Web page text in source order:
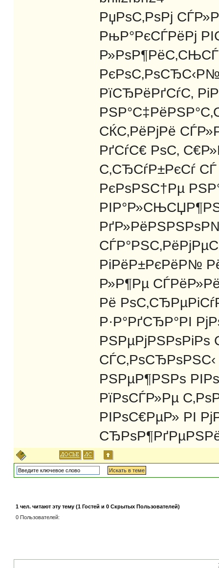
РџРѕС‚РѕРј
РњР°РєСЃРёРј
РїСЂРёРґСѓС‚
СЌС‚РёРјРё
РґСѓС€ РѕС‚
С‚СЂСѓР±РєСѓ
РєРѕРЅС†Рµ
РіРёР±РєРёР№
Р»Р¶Рµ
Рё
Р·Р°РґСЂР°РІ
РЅРµР¶РЅРѕ
РїРѕСЃР»Рµ
РІРѕС€РµР» РІ
1 чел. читают эту тему (1 Гостей и 0 Скрытых Пользователей)
0 Пользователей: